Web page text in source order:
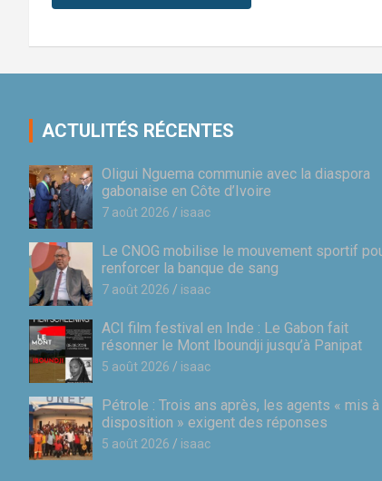
ACTULITÉS RÉCENTES
Oligui Nguema communie avec la diaspora
gabonaise en Côte d’Ivoire
7 août 2026 isaac
Le CNOG mobilise le mouvement sportif
renforcer la banque de sang
7 août 2026 isaac
ACI film festival en Inde : Le Gabon fait
résonner le Mont Iboundji jusqu’à Panipat
5 août 2026 isaac
Pétrole : Trois ans après, les agents « mis à
disposition » exigent des réponses
5 août 2026 isaac